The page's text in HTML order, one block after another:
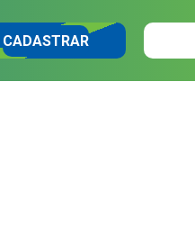
CADASTRAR